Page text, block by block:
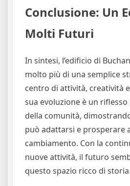
Conclusione: Un
Molti Futuri
In sintesi, l’edificio di
molto più di una semplice
centro di attività, creatività
sua evoluzione è un riflesso
della comunità,
può adattarsi e prosperare
cambiamento. Con la
nuove attività, il futuro
questo spazio ricco di storia.